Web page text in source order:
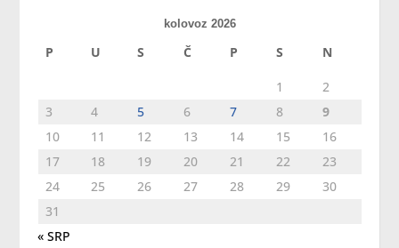
kolovoz 2026
P U S Č P S N
1
2
3
4 5 6 7 8
9
10
11 12 13 14 15
16
17
18 19 20 21 22
23
24
25 26 27 28 29
30
31
« SRP